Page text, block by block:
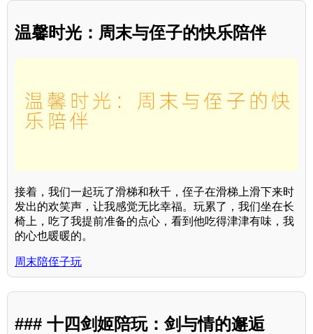
温馨时光：周末与侄子的快乐陪伴
接着，我们一起玩了滑梯和秋千，侄子在滑梯上滑下来时
发出的欢笑声，让我感觉无比幸福。玩累了，我们坐在长
椅上，吃了我提前准备的点心，看到他吃得津津有味，我
的心也暖暖的。
周末陪侄子玩
### 十四剑姬陪玩：剑与情的邂逅